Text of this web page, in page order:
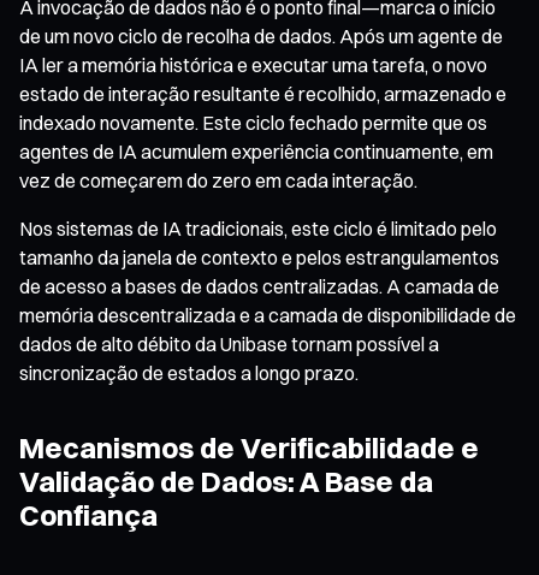
A invocação de dados não é o ponto final—marca o início
de um novo ciclo de recolha de dados. Após um agente de
IA ler a memória histórica e executar uma tarefa, o novo
estado de interação resultante é recolhido, armazenado e
indexado novamente. Este ciclo fechado permite que os
agentes de IA acumulem experiência continuamente, em
vez de começarem do zero em cada interação.
Nos sistemas de IA tradicionais, este ciclo é limitado pelo
tamanho da janela de contexto e pelos estrangulamentos
de acesso a bases de dados centralizadas. A camada de
memória descentralizada e a camada de disponibilidade de
dados de alto débito da Unibase tornam possível a
sincronização de estados a longo prazo.
Mecanismos de Verificabilidade e
Validação de Dados: A Base da
Confiança